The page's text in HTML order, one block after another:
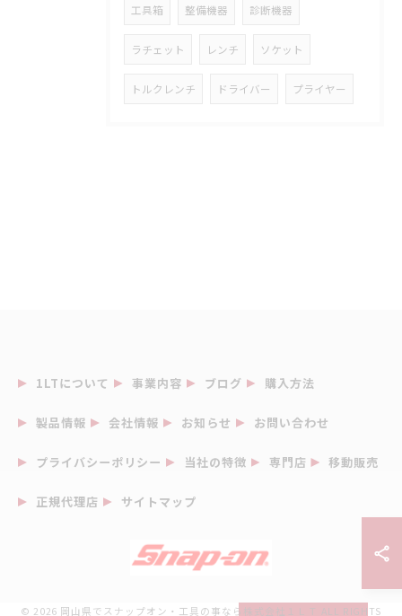
工具箱 整備機器 診断機器
ラチェット レンチ ソケット
トルクレンチ ドライバー プライヤー
1LTについて 事業内容 ブログ 購入方法
製品情報 会社情報 お知らせ お問い合わせ
プライバシーポリシー 当社の特徴 専門店 移動販売
正規代理店 サイトマップ
© 2026 岡山県でスナップオン・工具の事なら株式会社１ＬＴ ALL RIGHTS